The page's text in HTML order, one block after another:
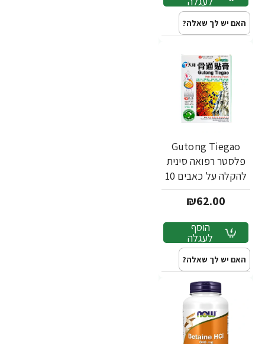
האם יש לך שאלה?
Gutong Tiegao
פלסטר רפואה סינית
להקלה על כאבים 10
מדבקות - Tianhe‏
₪62.00
הוסף
לעגלה
האם יש לך שאלה?